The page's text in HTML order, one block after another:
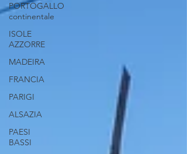
PORTOGALLO
continentale
ISOLE
AZZORRE
MADEIRA
FRANCIA
PARIGI
ALSAZIA
PAESI
BASSI